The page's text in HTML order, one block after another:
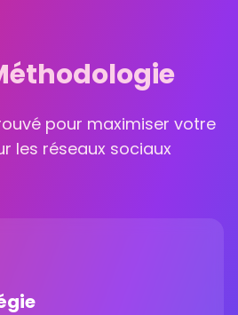
pour maximiser votre
les réseaux sociaux